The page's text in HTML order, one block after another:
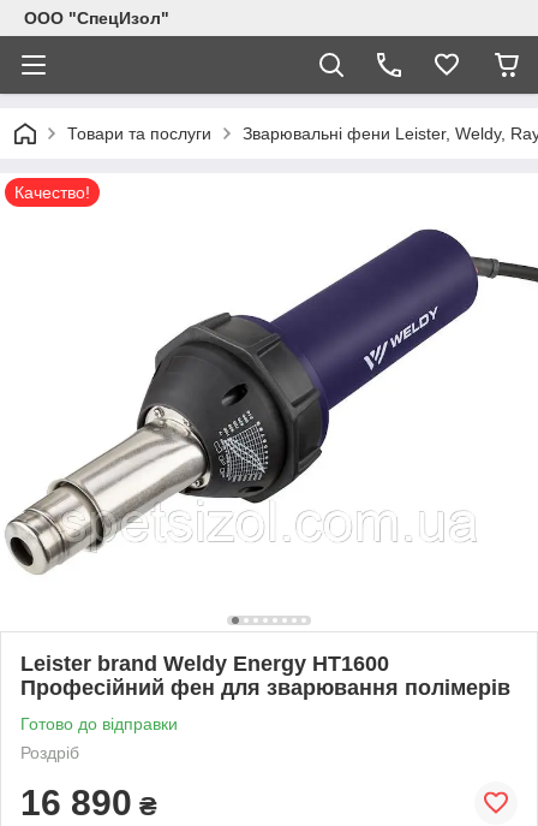
ООО "СпецИзол"
Товари та послуги Зварювальні фени Leister, Weldy,
Качество!
Leister brand Weldy Energy HT1600
Професійний фен для зварювання полімерів
Готово до відправки
Роздріб
16 890 ₴